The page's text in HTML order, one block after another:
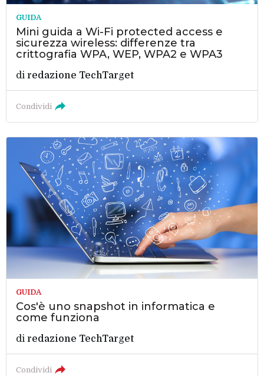
GUIDA
Mini guida a Wi-Fi protected access e
sicurezza wireless: differenze tra
crittografia WPA, WEP, WPA2 e WPA3
diredazione TechTarget
Condividi
GUIDA
Cos'è uno snapshot in informatica e
come funziona
diredazione TechTarget
Condividi